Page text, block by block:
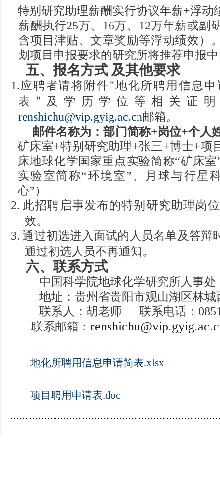
特别研究助理薪酬实行协议年薪+浮动
薪酬执行25万、16万、12万年薪或副
含项目津贴、文章奖励等浮动绩效）
划项目申报要求的研究所将推荐申报
五、报名方式 及其他要求
1.应聘者请将附件“地化所聘用信息申
表
” 及学历学位等相关证
renshichu@vip.gyig.ac.cn邮箱。
邮件名称为：部门简称+岗位+个人
矿床室+特别研究助理+张三+博士+项
床地球化学国家重点实验简称“矿床室
实验室简称“环境室”、月球与行星
心”）
2. 此招聘启事发布的特别研究助理岗
效。
3. 通过初选进入面试的人员名单及答辩
通过初选人员不再通知。
六、联系方式
中国科学院地球化学研究所人事处
地址：贵州省贵阳市观山湖区林城
联系人：胡老师
联系电话：
联系邮箱：
地化所聘用信息申请简表.xlsx
项目聘用申请表.doc